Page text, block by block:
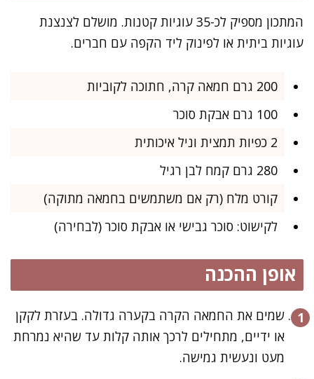
המתכון מספיק לכ-35 עוגיות קטנות. מושלם לצנצנת
עוגיות ביתית או לפינוק ליד הקפה עם חברים.
200 גרם חמאה קרה, חתוכה לקוביות
100 גרם אבקת סוכר
2 כפיות תמצית וניל איכותית
280 גרם קמח לבן רגיל
קורט מלח (רק אם משתמשים בחמאה מתוקה)
לקישוט: סוכר גבישי או אבקת סוכר (לבחירה)
אופן ההכנה
שמים את החמאה הקרה בקערה גדולה. בעזרת לקקן
או ידיים, מתחילים לרכך אותה קלות עד שהיא נמרחת
מעט ונעשית גמישה.